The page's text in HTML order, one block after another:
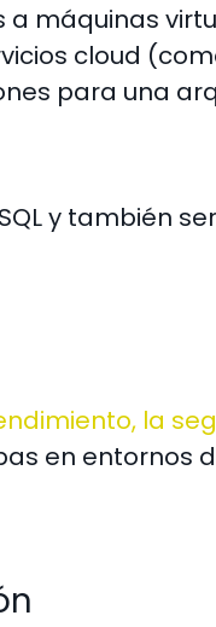
máquinas
cloud
para una
y también
la
en entornos